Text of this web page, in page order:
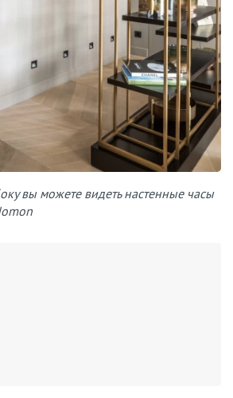
вы можете видеть настенные часы